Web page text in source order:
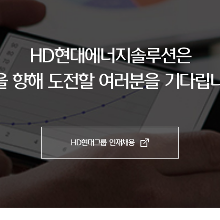
HD현대에너지솔루션은
향해 도전할 여러분을 기다립
HD현대그룹 인재채용